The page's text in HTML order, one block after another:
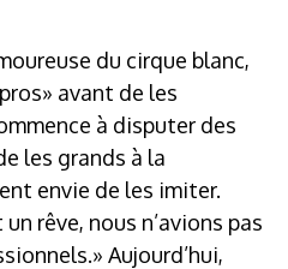
du cirque blanc,
avant de les
à disputer des
les grands à la
envie de les imiter.
rêve, nous n’avions pas
Aujourd’hui,